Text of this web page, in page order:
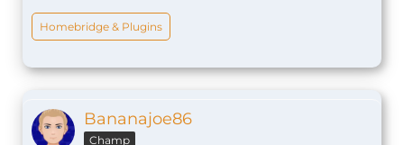
Homebridge & Plugins
Bananajoe86
Champ